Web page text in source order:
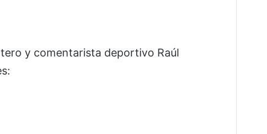
y comentarista deportivo Raúl